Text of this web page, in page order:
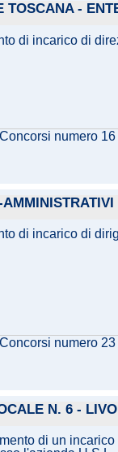
TOSCANA -
di incarico di
numero
di incarico di
numero
N. 6 -
di un